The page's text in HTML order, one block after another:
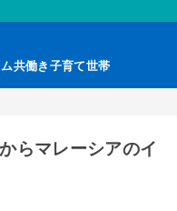
共働き子育て世帯
らマレーシアのイ